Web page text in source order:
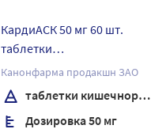
КардиАСК 50 мг 60 шт.
таблетки
кишечнорастворимые,
покрытые пленочной
оболочкой
Канонфарма продакшн ЗАО
таблетки кишечнорастворимые , покрытые пленочной оболочкой
Дозировка 50 мг